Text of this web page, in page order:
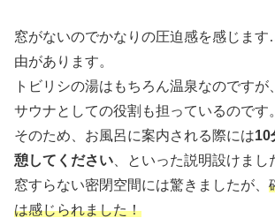
窓がないのでかなりの圧迫感を感じま
由があります。
トビリシの湯はもちろん温泉なのですが
サウナとしての役割も担っているのです。
そのため、お風呂に案内される際には10
憩してください 、といった説明設けまし
窓すらない密閉空間には驚きましたが、
は感じられました！